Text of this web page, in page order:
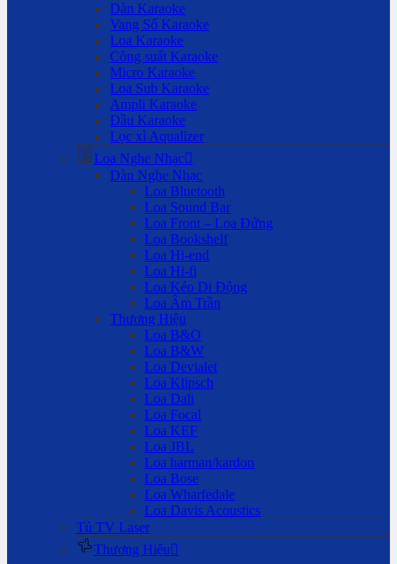
Dàn Karaoke
Vang Số Karaoke
Loa Karaoke
Công suất Karaoke
Micro Karaoke
Loa Sub Karaoke
Ampli Karaoke
Đầu Karaoke
Lọc xì Aqualizer
Loa Nghe Nhạc
Dàn Nghe Nhạc
Loa Bluetooth
Loa Sound Bar
Loa Front – Loa Đứng
Loa Bookshelf
Loa Hi-end
Loa Hi-fi
Loa Kéo Di Động
Loa Âm Trần
Thương Hiệu
Loa B&O
Loa B&W
Loa Devialet
Loa Klipsch
Loa Dali
Loa Focal
Loa KEF
Loa JBL
Loa harman/kardon
Loa Bose
Loa Wharfedale
Loa Davis Acoustics
Tủ TV Laser
Thương Hiệu